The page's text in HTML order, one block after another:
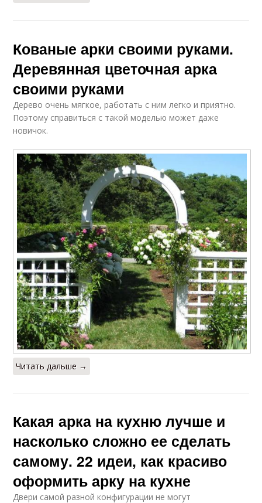
Кованые арки своими руками.
Деревянная цветочная арка
своими руками
Дерево очень мягкое, работать с ним легко и приятно.
Поэтому справиться с такой моделью может даже
новичок.
Читать дальше →
Какая арка на кухню лучше и
насколько сложно ее сделать
самому. 22 идеи, как красиво
оформить арку на кухне
Двери самой разной конфигурации не могут